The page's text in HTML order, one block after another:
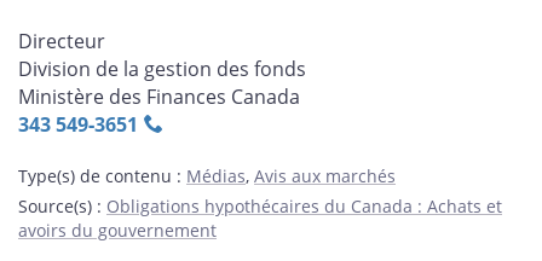
Directeur
Division de la gestion des fonds
Ministère des Finances Canada
343 549‑3651
Type(s) de contenu : Médias, Avis aux marchés
Source(s) : Obligations hypothécaires du Canada : Achats et
avoirs du gouvernement